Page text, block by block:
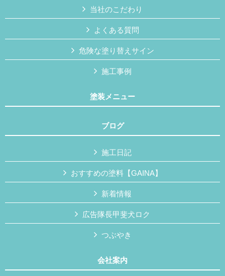
当社のこだわり
よくある質問
危険な塗り替えサイン
施工事例
塗装メニュー
ブログ
施工日記
おすすめの塗料【GAINA】
新着情報
広告隊長甲斐犬ロク
つぶやき
会社案内